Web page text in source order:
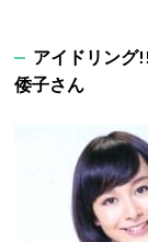
アイドリング
倭子さん